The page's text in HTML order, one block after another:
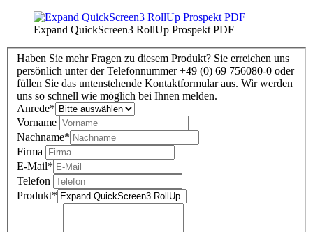
Expand QuickScreen3 RollUp Prospekt PDF
Haben Sie mehr Fragen zu diesem Produkt? Sie erreichen uns
persönlich unter der Telefonnummer +49 (0) 69 756080-0 oder
füllen Sie das untenstehende Kontaktformular aus. Wir werden
uns so schnell wie möglich bei Ihnen melden.
Anrede*
Vorname
Nachname*
Firma
E-Mail*
Telefon
Produkt*